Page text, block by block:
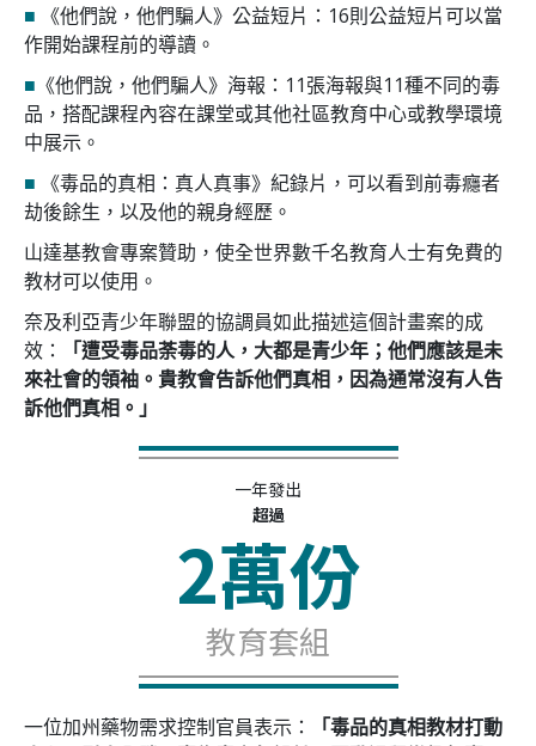
■ 《他們說，他們騙人》公益短片：16則公益短片可以當
作開始課程前的導讀。
■ 《他們說，他們騙人》海報：11張海報與11種不同的毒
品，搭配課程內容在課堂或其他社區教育中心或教學環境
中展示。
■ 《毒品的真相：真人真事》紀錄片，可以看到前毒癮者
劫後餘生，以及他的親身經歷。
山達基教會專案贊助，使全世界數千名教育人士有免費的
教材可以使用。
奈及利亞青少年聯盟的協調員如此描述這個計畫案的成
效：
「遭受毒品荼毒的人，大都是青少年；他們應該是未
來社會的領袖。貴教會告訴他們真相，因為通常沒有人告
訴他們真相。」
一年發出
超過
2萬份
教育套組
一位加州藥物需求控制官員表示：
「毒品的真相教材打動